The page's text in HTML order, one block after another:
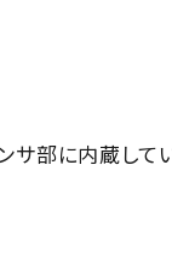
部に内蔵してい